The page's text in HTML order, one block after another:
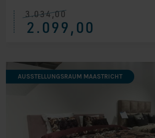
3.034,00
Ursprünglicher
Preis
war:
2.099,00
Aktueller
Preis
ist:
AUSSTELLUNGSRAUM MAASTRICHT